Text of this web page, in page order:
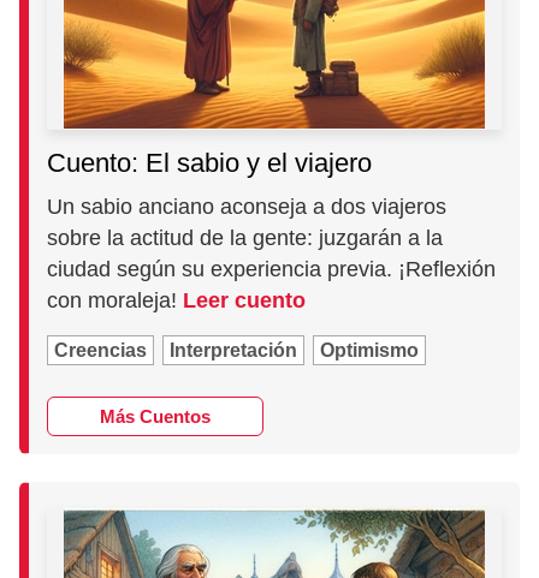
Cuento: El sabio y el viajero
Un sabio anciano aconseja a dos viajeros
sobre la actitud de la gente: juzgarán a la
ciudad según su experiencia previa. ¡Reflexión
con moraleja! Leer cuento
Creencias Interpretación Optimismo
Más Cuentos